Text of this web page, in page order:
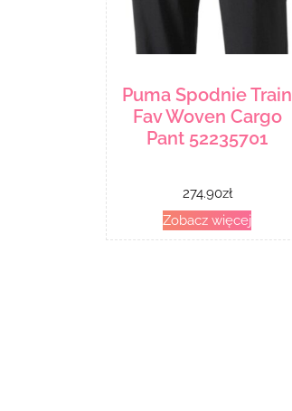
Puma Spodnie Train
Fav Woven Cargo
Pant 52235701
274.90zł
Zobacz więcej